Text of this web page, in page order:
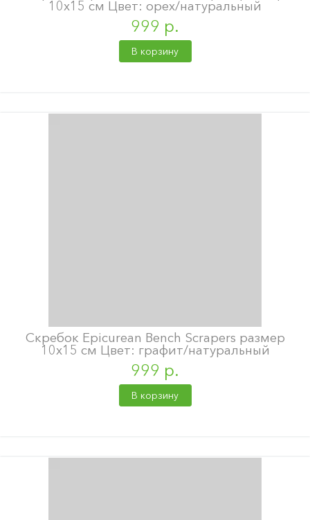
10х15 см Цвет: орех/натуральный
999 р.
В корзину
Скребок Epicurean Bench Scrapers размер
10х15 см Цвет: графит/натуральный
999 р.
В корзину